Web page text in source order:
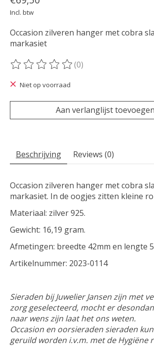
Incl. btw
Occasion zilveren hanger met cobra
markasiet
De beoordeling van dit product is
(0)
Niet op voorraad
Aan verlanglijst toevoegen
Beschrijving Reviews (0)
Occasion zilveren hanger met cobra
markasiet. In de oogjes zitten kleine
Materiaal: zilver 925.
Gewicht: 16,19 gram.
Afmetingen: breedte 42mm en lengte
Artikelnummer: 2023-0114
Sieraden bij Juwelier Jansen zijn met
zorg geselecteerd, mocht er
naar wens zijn laat het ons weten.
Occasion en oorsieraden sieraden
geruild worden i.v.m. met de Hygiëne